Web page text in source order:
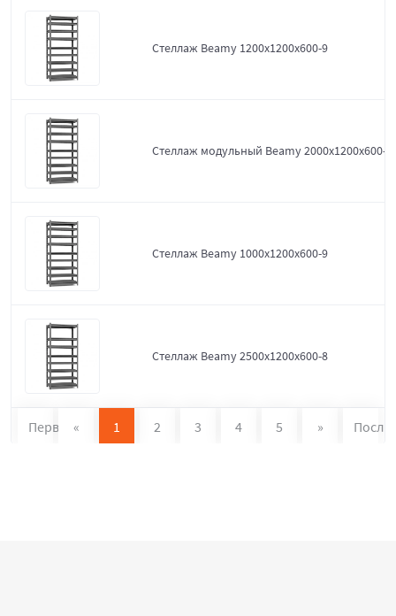
Стеллаж Beamy 1200x1200x600-9
Стеллаж модульный Beamy 2000x1200x600-9
Стеллаж Beamy 1000x1200x600-9
Стеллаж Beamy 2500x1200x600-8
Первая « 1 2 3 4 5 »